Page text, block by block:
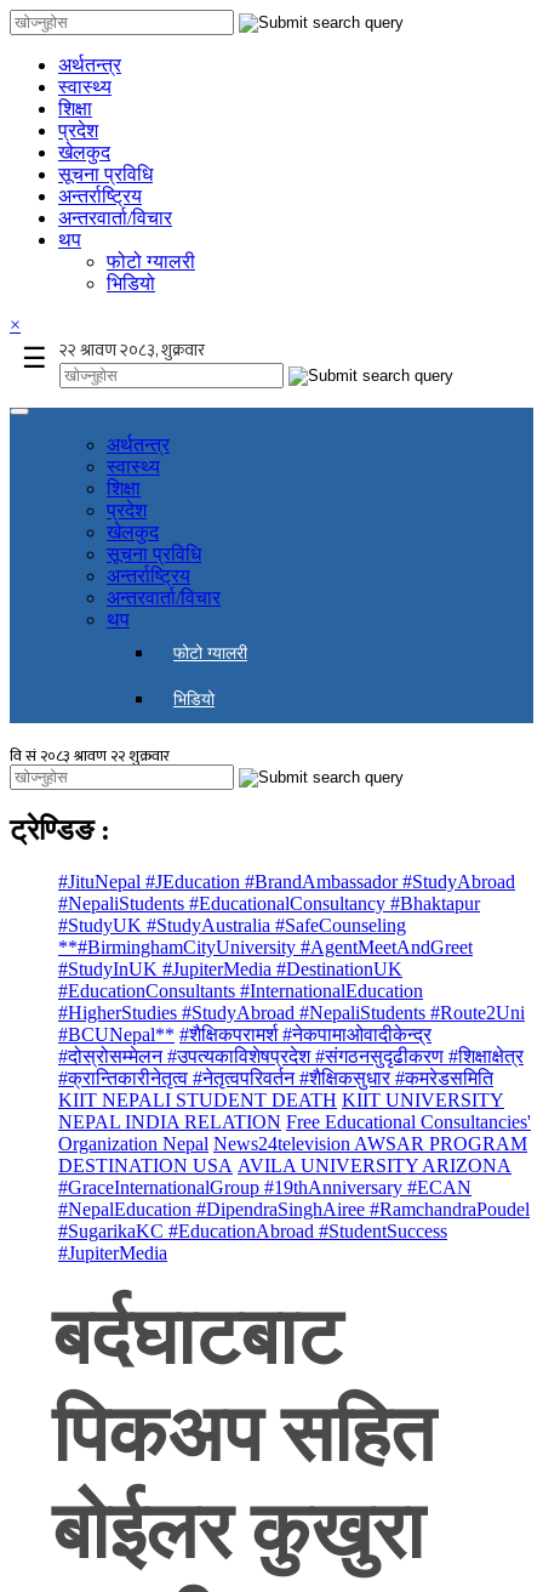
अर्थतन्त्र
स्वास्थ्य
शिक्षा
प्रदेश
खेलकुद
सूचना प्रविधि
अन्तर्राष्ट्रिय
अन्तरवार्ता/विचार
थप
फोटो ग्यालरी
भिडियो
×
☰
अर्थतन्त्र
स्वास्थ्य
शिक्षा
प्रदेश
खेलकुद
सूचना प्रविधि
अन्तर्राष्ट्रिय
अन्तरवार्ता/विचार
थप
फोटो ग्यालरी
भिडियो
ट्रेण्डिङ :
#JituNepal #JEducation #BrandAmbassador #StudyAbroad
#NepaliStudents #EducationalConsultancy #Bhaktapur
#StudyUK #StudyAustralia #SafeCounseling
**#BirminghamCityUniversity #AgentMeetAndGreet
#StudyInUK #JupiterMedia #DestinationUK
#EducationConsultants #InternationalEducation
#HigherStudies #StudyAbroad #NepaliStudents #Route2Uni
#BCUNepal** #शैक्षिकपरामर्श #नेकपामाओवादीकेन्द्र
#दोस्रोसम्मेलन #उपत्यकाविशेषप्रदेश #संगठनसुदृढीकरण #शिक्षाक्षेत्र
#क्रान्तिकारीनेतृत्व #नेतृत्वपरिवर्तन #शैक्षिकसुधार #कमरेडसमिति
KIIT NEPALI STUDENT DEATH KIIT UNIVERSITY
NEPAL INDIA RELATION Free Educational Consultancies'
Organization Nepal News24television AWSAR PROGRAM
DESTINATION USA AVILA UNIVERSITY ARIZONA
#GraceInternationalGroup #19thAnniversary #ECAN
#NepalEducation #DipendraSinghAiree #RamchandraPoudel
#SugarikaKC #EducationAbroad #StudentSuccess
#JupiterMedia
बर्दघाटबाट
पिकअप सहित
बोईलर कुखुरा